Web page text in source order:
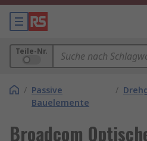
Teile-Nr.
/ Passive
Bauelemente
/
Broadcom